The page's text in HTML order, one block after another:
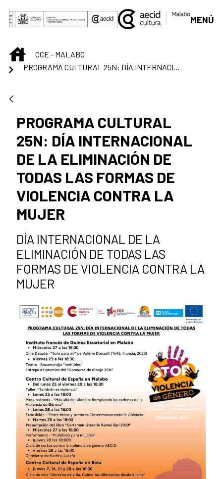
Saltar al contenido principal
MENÚ
INICIOCCE - MALABO
PROGRAMA CULTURAL 25N: DÍA INTERNACIONAL DE LA ELIMINACIÓN DE TODAS LAS FORMAS DE VIOLENCIA CONTRA LA MUJER
PROGRAMA CULTURAL
25N: DÍA INTERNACIONAL
DE LA ELIMINACIÓN DE
TODAS LAS FORMAS DE
VIOLENCIA CONTRA LA
MUJER
DÍA INTERNACIONAL DE LA
ELIMINACIÓN DE TODAS LAS
FORMAS DE VIOLENCIA CONTRA LA
MUJER